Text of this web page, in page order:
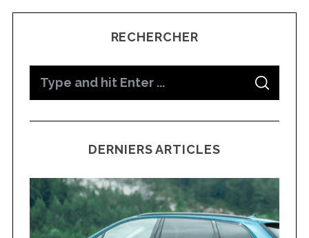
RECHERCHER
f
o
r
S
A
C
DERNIERS ARTICLES
S
e
a